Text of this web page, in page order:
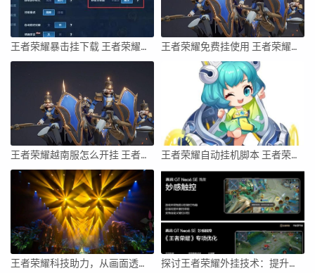
王者荣耀暴击挂下载 王者荣耀一窍不通怎么玩 王者荣耀免费挂使用 王者荣耀怎么开挂的软件免费
王者荣耀越南服怎么开挂 王者荣耀开挂怎么开 王者荣耀自动挂机脚本 王者荣耀开挂怎么开
王者荣耀科技助力，从画面透视到操作全面升级，创新英雄与技能，打造极致游戏体验 探讨王者荣耀外挂技术：提升游戏乐趣还是作弊手段？